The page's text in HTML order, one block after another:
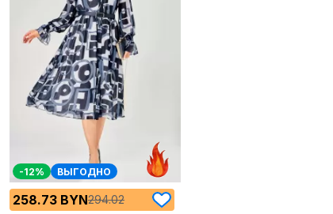
-12% ВЫГОДНО
258.73 BYN294.02